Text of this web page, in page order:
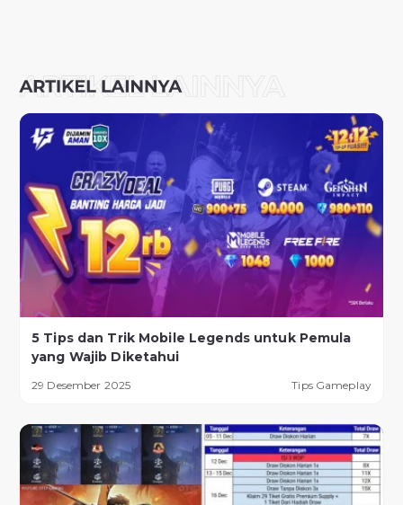
5 Tips dan Trik Mobile Legends untuk Pemula
yang Wajib Diketahui
29 Desember 2025 Tips Gameplay